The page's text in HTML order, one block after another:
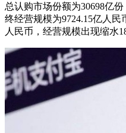
总认购市场份额为30698亿
终经营规模为9724.15亿人民
人民币，经营规模出现缩水